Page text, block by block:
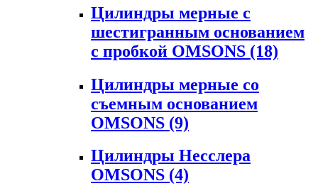
Цилиндры мерные с
шестигранным основанием
с пробкой OMSONS (18)
Цилиндры мерные со
съемным основанием
OMSONS (9)
Цилиндры Несслера
OMSONS (4)